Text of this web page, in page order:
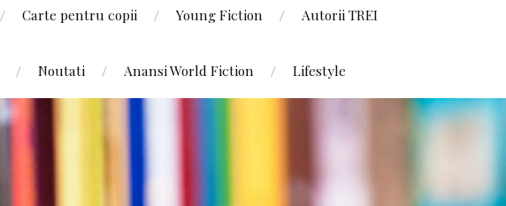
Carte pentru copii Young Fiction Autorii TREI
Noutati Anansi World Fiction Lifestyle